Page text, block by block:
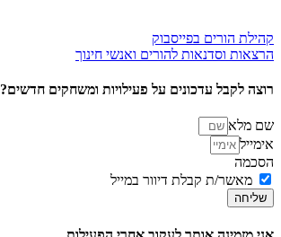
קהילת הורים בפייסבוק
הרצאות וסדנאות להורים ואנשי חינוך
רוצה לקבל עדכונים על פעילויות ומשחקים חדשים?
שם מלא
אימייל
הסכמה
מאשר/ת קבלת דיוור במייל
שליחה